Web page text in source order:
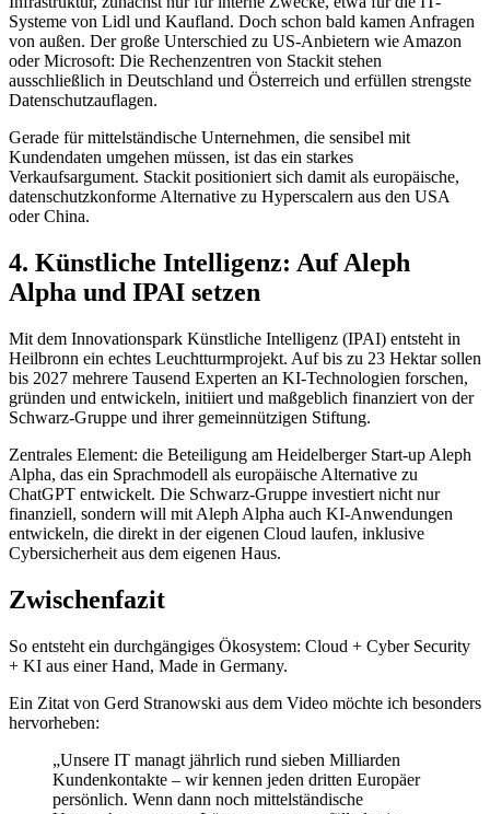
Systeme von Lidl und Kaufland. Doch schon bald kamen Anfragen
von außen. Der große Unterschied zu US-Anbietern wie Amazon
oder Microsoft: Die Rechenzentren von Stackit stehen
ausschließlich in Deutschland und Österreich und erfüllen strengste
Datenschutzauflagen.
Gerade für mittelständische Unternehmen, die sensibel mit
Kundendaten umgehen müssen, ist das ein starkes
Verkaufsargument. Stackit positioniert sich damit als europäische,
datenschutzkonforme Alternative zu Hyperscalern aus den USA
oder China.
4. Künstliche Intelligenz: Auf Aleph
Alpha und IPAI setzen
Mit dem Innovationspark Künstliche Intelligenz (IPAI) entsteht in
Heilbronn ein echtes Leuchtturmprojekt. Auf bis zu 23 Hektar sollen
bis 2027 mehrere Tausend Experten an KI-Technologien forschen,
gründen und entwickeln, initiiert und maßgeblich finanziert von der
Schwarz-Gruppe und ihrer gemeinnützigen Stiftung.
Zentrales Element: die Beteiligung am Heidelberger Start-up Aleph
Alpha, das ein Sprachmodell als europäische Alternative zu
ChatGPT entwickelt. Die Schwarz-Gruppe investiert nicht nur
finanziell, sondern will mit Aleph Alpha auch KI-Anwendungen
entwickeln, die direkt in der eigenen Cloud laufen, inklusive
Cybersicherheit aus dem eigenen Haus.
Zwischenfazit
So entsteht ein durchgängiges Ökosystem: Cloud + Cyber Security
+ KI aus einer Hand, Made in Germany.
Ein Zitat von Gerd Stranowski aus dem Video möchte ich besonders
hervorheben:
„Unsere IT managt jährlich rund sieben Milliarden
Kundenkontakte – wir kennen jeden dritten Europäer
persönlich. Wenn dann noch mittelständische